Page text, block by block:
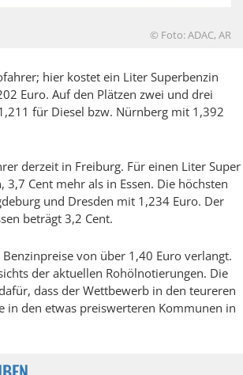
© Foto: ADAC, AR
hier kostet ein Liter Superbenzin
Euro. Auf den Plätzen zwei und drei
für Diesel bzw. Nürnberg mit 1,392
derzeit in Freiburg. Für einen Liter Super
Cent mehr als in Essen. Die höchsten
und Dresden mit 1,234 Euro. Der
beträgt 3,2 Cent.
von über 1,40 Euro verlangt.
der aktuellen Rohölnotierungen. Die
dass der Wettbewerb in den teureren
den etwas preiswerteren Kommunen in